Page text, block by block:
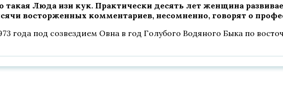
Люда изи кук. Практически десять лет женщина
восторженных комментариев, несомненно, говорят о
года под созвездием Овна в год Голубого Водяного Быка по